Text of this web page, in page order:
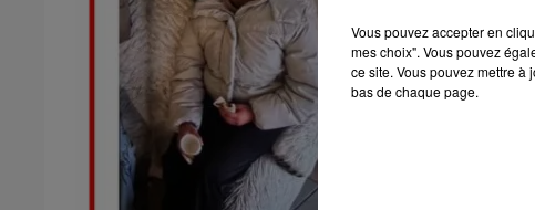
Vous pouvez accepter en
mes choix". Vous pouvez
ce site. Vous pouvez mettre à
bas de chaque page.